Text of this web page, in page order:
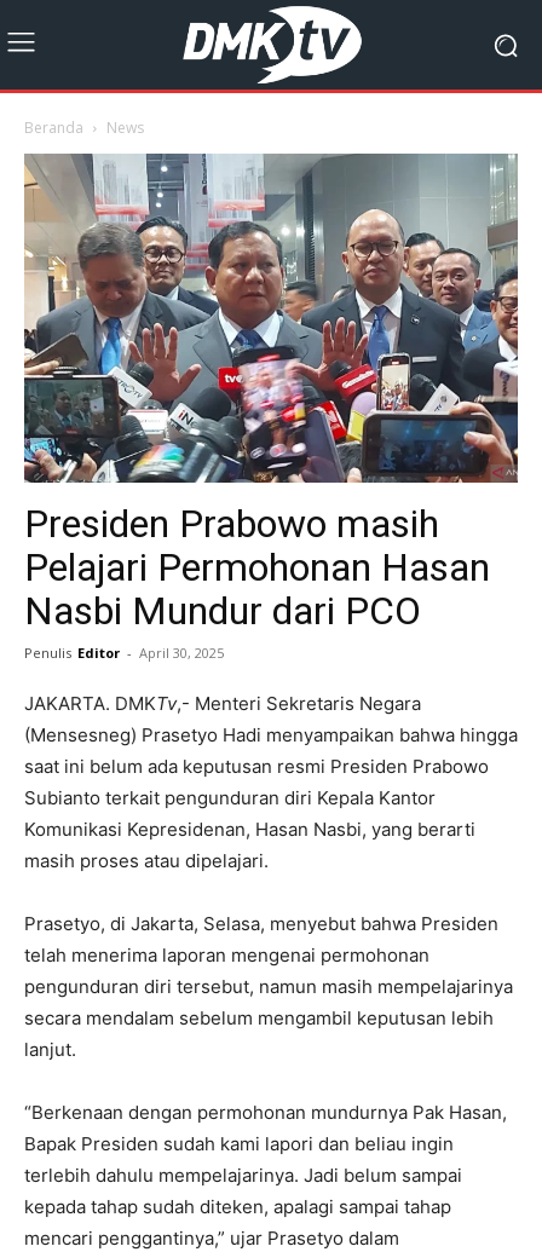
Beranda News
Presiden Prabowo masih
Pelajari Permohonan Hasan
Nasbi Mundur dari PCO
Penulis Editor - April 30, 2025
JAKARTA. DMKTv,- Menteri Sekretaris Negara
(Mensesneg) Prasetyo Hadi menyampaikan bahwa hingga
saat ini belum ada keputusan resmi Presiden Prabowo
Subianto terkait pengunduran diri Kepala Kantor
Komunikasi Kepresidenan, Hasan Nasbi, yang berarti
masih proses atau dipelajari.
Prasetyo, di Jakarta, Selasa, menyebut bahwa Presiden
telah menerima laporan mengenai permohonan
pengunduran diri tersebut, namun masih mempelajarinya
secara mendalam sebelum mengambil keputusan lebih
lanjut.
“Berkenaan dengan permohonan mundurnya Pak Hasan,
Bapak Presiden sudah kami lapori dan beliau ingin
terlebih dahulu mempelajarinya. Jadi belum sampai
kepada tahap sudah diteken, apalagi sampai tahap
mencari penggantinya,” ujar Prasetyo dalam